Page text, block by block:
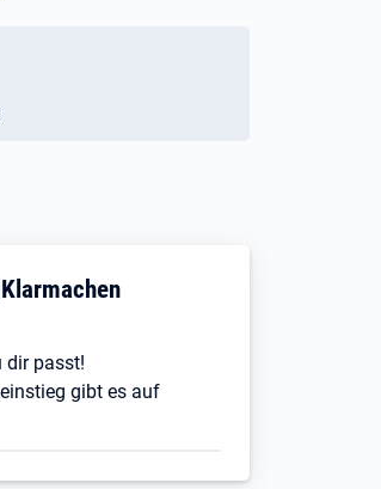
dir passt!
gibt es auf